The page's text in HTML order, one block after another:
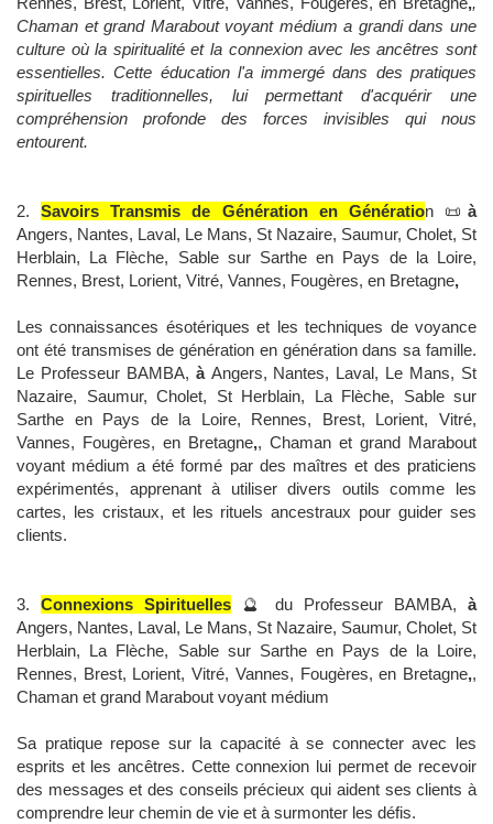
Chaman et grand Marabout voyant médium a grandi dans une
culture où la spiritualité et la connexion avec les ancêtres sont
essentielles. Cette éducation l'a immergé dans des pratiques
spirituelles traditionnelles, lui permettant d'acquérir une
compréhension profonde des forces invisibles qui nous
entourent.
2.Savoirs Transmis de Génération en Génération 📜 à
Angers, Nantes, Laval, Le Mans, St Nazaire, Saumur, Cholet, St
Herblain, La Flèche, Sable sur Sarthe en Pays de la Loire,
Rennes, Brest, Lorient, Vitré, Vannes, Fougères, en Bretagne,
Les connaissances ésotériques et les techniques de voyance
ont été transmises de génération en génération dans sa famille.
Le Professeur BAMBA, à Angers, Nantes, Laval, Le Mans, St
Nazaire, Saumur, Cholet, St Herblain, La Flèche, Sable sur
Sarthe en Pays de la Loire, Rennes, Brest, Lorient, Vitré,
Vannes, Fougères, en Bretagne,, Chaman et grand Marabout
voyant médium a été formé par des maîtres et des praticiens
expérimentés, apprenant à utiliser divers outils comme les
cartes, les cristaux, et les rituels ancestraux pour guider ses
clients.
3. Connexions Spirituelles🔮 du Professeur BAMBA, à
Angers, Nantes, Laval, Le Mans, St Nazaire, Saumur, Cholet, St
Herblain, La Flèche, Sable sur Sarthe en Pays de la Loire,
Rennes, Brest, Lorient, Vitré, Vannes, Fougères, en Bretagne,,
Chaman et grand Marabout voyant médium
Sa pratique repose sur la capacité à se connecter avec les
esprits et les ancêtres. Cette connexion lui permet de recevoir
des messages et des conseils précieux qui aident ses clients à
comprendre leur chemin de vie et à surmonter les défis.